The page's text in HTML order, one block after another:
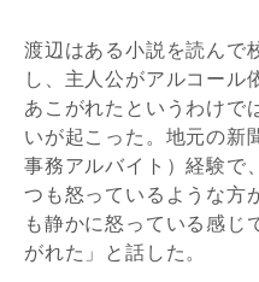
渡辺はある小説を読んで
し、主人公がアルコール
あこがれたというわけで
いが起こった。地元の新
事務アルバイト）経験で
つも怒っているような方
も静かに怒っている感じ
がれた」と話した。